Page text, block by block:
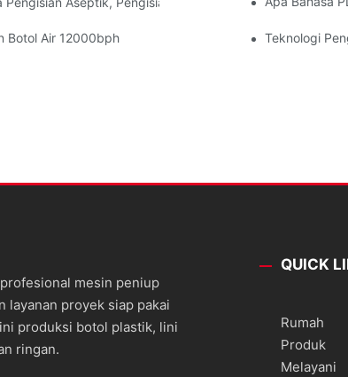
Botol Air 12000bph Teknologi
mesin peniup
layanan proyek siap pakai
produksi botol plastik, lini
ringan.
QUICK
Rumah
Produk
Melayani